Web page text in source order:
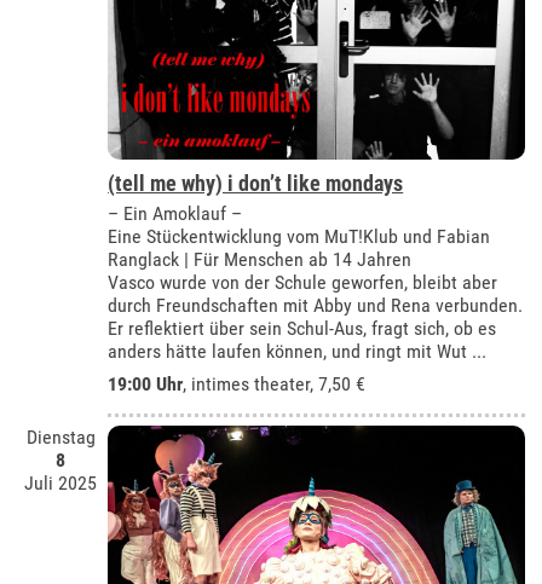
(tell me why) i don’t like mondays
– Ein Amoklauf –
Eine Stückentwicklung vom MuT!Klub und Fabian
Ranglack | Für Menschen ab 14 Jahren
Vasco wurde von der Schule geworfen, bleibt aber
durch Freundschaften mit Abby und Rena verbunden.
Er reflektiert über sein Schul-Aus, fragt sich, ob es
anders hätte laufen können, und ringt mit Wut ...
19:00 Uhr, intimes theater, 7,50 €
Dienstag
8
Juli 2025